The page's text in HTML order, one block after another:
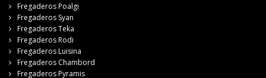
Fregaderos Poalgi
Fregaderos Syan
Fregaderos Teka
Fregaderos Rodi
Fregaderos Luisina
Fregaderos Chambord
Fregaderos Pyramis